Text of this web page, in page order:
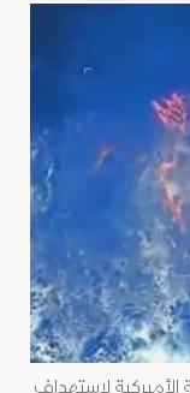
لاستهداف